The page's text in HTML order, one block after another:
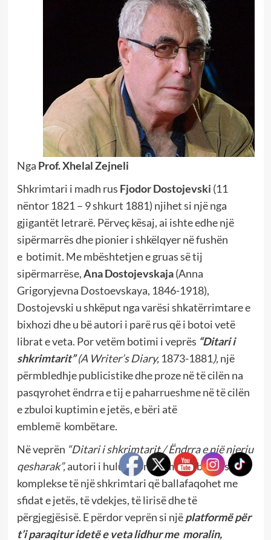
Nga Prof. Xhelal Zejneli
Shkrimtari i madh rus Fjodor Dostojevski (11
nëntor 1821 – 9 shkurt 1881) njihet si një nga
gjigantët letrarë. Përveç kësaj, ai ishte edhe një
sipërmarrës dhe pionier i shkëlqyer në fushën
e botimit. Me mbështetjen e gruas së tij
sipërmarrëse,Ana Dostojevskaja(Anna
Grigoryjevna Dostoevskaya, 1846-1918),
Dostojevski u shkëput nga varësi shkatërrimtare e
bixhozi dhe u bë autori i parë rus që i botoi vetë
librat e veta. Por vetëm botimi i veprës “Ditari i
shkrimtarit”(A Writer’s Diary, 1873-1881),një
përmbledhje publicistike dhe proze në të cilën na
pasqyrohet ëndrra e tij e paharrueshme në të cilën
e zbuloi kuptimin e jetës, e bëri atë
emblemë kombëtare.
Në veprën “Ditari i shkrimtarit / Ëndrra e një njeriu
qesharak”,autori i hulumton dilemat e brendshme
komplekse të një shkrimtari që ballafaqohet me
sfidat e jetës, të vdekjes, të lirisë dhe të
përgjegjësisë. E përdor veprën si njëplatformë për
t’i paraqitur idetë e veta lidhur me moralin,